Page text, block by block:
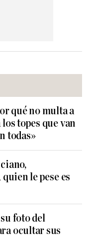
qué no multa a
topes que van
todas»
le pese es
foto del
ocultar sus